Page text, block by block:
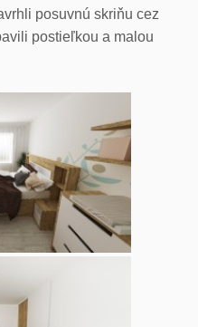
posuvnú skriňu cez
postieľkou a malou